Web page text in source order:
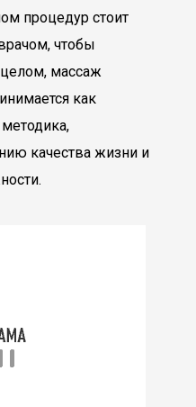
процедур стоит
чтобы
массаж
как
качества жизни и